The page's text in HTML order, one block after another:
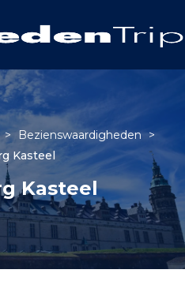
> Bezienswaardigheden >
Kasteel
Kasteel